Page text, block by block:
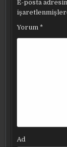
E-posta
Yorum *
Ad